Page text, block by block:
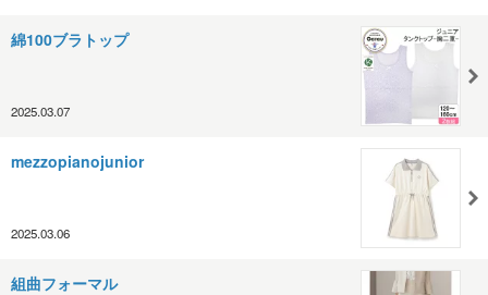
綿100ブラトップ
2025.03.07
mezzopianojunior
2025.03.06
組曲フォーマル